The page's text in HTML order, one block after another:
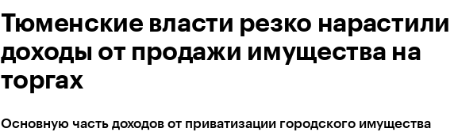
Тюменские власти резко нарастили
доходы от продажи имущества на
торгах
Основную часть доходов от приватизации городского имущества